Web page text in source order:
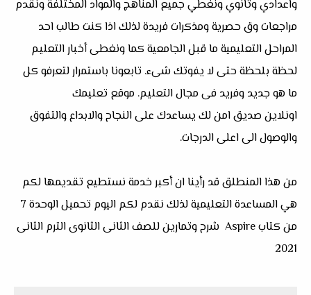
واعدادي وثانوي ونغطي جميع المناهج والمواد المختلفة ونقدم
مراجعات وق حصرية ومذكرات فريدة لذلك اذا كنت طالب احد
المراحل التعليمية ما قبل الجامعية كما ونغطى أخبار التعليم
لحظة بلحظة حتى لا يفوتك شىء. تابعونا باستمرار لتعرفو كل
ما هو جديد وفريد فى مجال التعليم. موقع تعليمك
اونلاين صديق امن لك يساعدك على النجاح والابداع والتفوق
والوصول الى اعلى الدرجات.
من هذا المنطلق قد رأينا ان أكبر خدمة نستطيع تقديمها لكم
هي المساعدة التعليمية لذلك نقدم لكم اليوم تحميل الوحدة 7
من كتاب Aspire شرح وتمارين للصف الثانى الثانوى الترم الثانى
2021